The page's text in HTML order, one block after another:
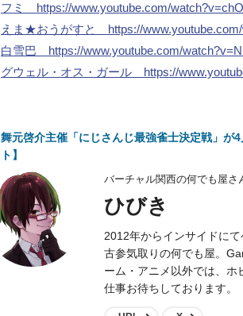
フミ https://www.youtube.com/
えま★おうがすと https://
白雪巴 https://www.youtube.com/
グウェル・オス・ガール https://
舞元啓介主催「にじさんじ最強雀士決定戦」が
ト】
バーチャル関西の何でも屋さ
ひびき
2012年からインサイドに
古参気取りの何でも屋。
ーム・アニメ以外では、ホ
仕事お待ちしております。